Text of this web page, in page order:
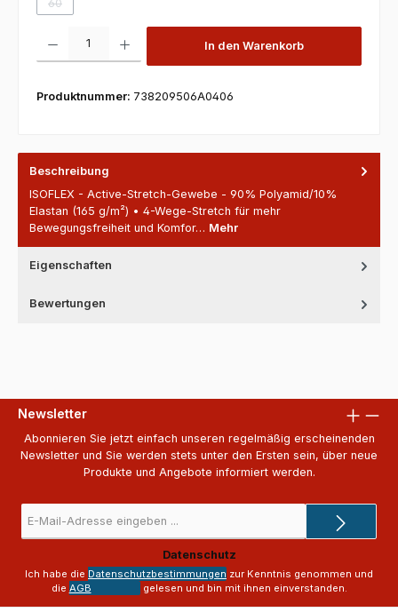
60
(Diese Option ist zurzeit nicht verfügbar.)
Produkt Anzahl: Gib den gewünschten Wert ein oder benutze die
In den Warenkorb
Produktnummer: 738209506A0406
Beschreibung
ISOFLEX - Active-Stretch-Gewebe - 90% Polyamid/10%
Elastan (165 g/m²) • 4-Wege-Stretch für mehr
Bewegungsfreiheit und Komfor… Mehr
Eigenschaften
Bewertungen
Newsletter
Abonnieren Sie jetzt einfach unseren regelmäßig erscheinenden
Newsletter und Sie werden stets unter den Ersten sein, über neue
Produkte und Angebote informiert werden.
Mail-
Adresse
*
Datenschutz
Ich habe die Datenschutzbestimmungen zur Kenntnis genommen und
die AGB gelesen und bin mit ihnen einverstanden.